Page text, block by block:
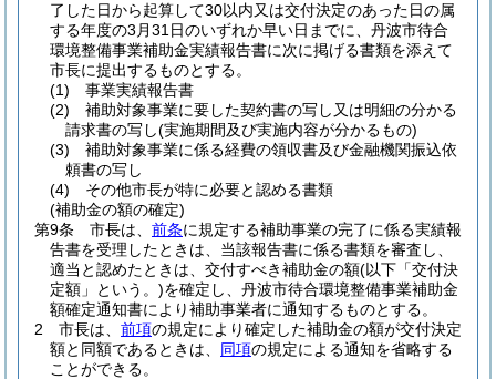
了した日から起算して30以内又は交付決定のあった日の属
する年度の3月31日のいずれか早い日までに、丹波市待合
環境整備事業補助金実績報告書に次に掲げる書類を添えて
市長に提出するものとする。
(1)
事業実績報告書
(2)
補助対象事業に要した契約書の写し又は明細の分かる
請求書の写し(実施期間及び実施内容が分かるもの)
(3)
補助対象事業に係る経費の領収書及び金融機関振込依
頼書の写し
(4)
その他市長が特に必要と認める書類
(補助金の額の確定)
第9条
市長は、 前条に規定する補助事業の完了に係る実績報
告書を受理したときは、当該報告書に係る書類を審査し、
適当と認めたときは、交付すべき補助金の額(以下「交付決
定額」という。)を確定し、丹波市待合環境整備事業補助金
額確定通知書により補助事業者に通知するものとする。
2
市長は、 前項の規定により確定した補助金の額が交付決定
額と同額であるときは、 同項の規定による通知を省略する
ことができる。